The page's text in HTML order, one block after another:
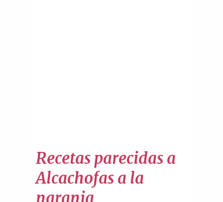
Recetas parecidas a
Alcachofas a la
naranja